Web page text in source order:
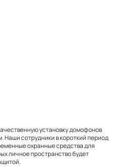
установку домофонов
сотрудники в короткий период
охранные средства для
личное пространство будет